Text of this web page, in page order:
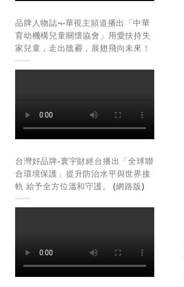
品牌人物誌¬-華視主頻道播出「中華
育幼機構兒童關懷協會」用愛扶持失
家兒童，走出陰霾，展翅飛向未來！
台灣好品牌-寰宇財經台播出「全球聯
合環境保護」提升防治水平與世界接
軌 給予全方位溫和守護。 (網路版)